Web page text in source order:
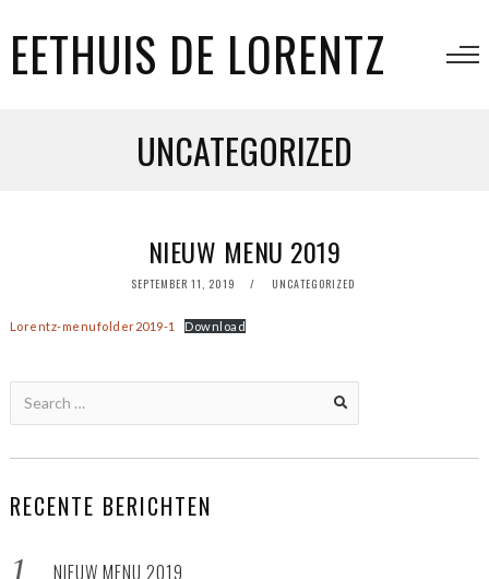
EETHUIS DE LORENTZ
UNCATEGORIZED
NIEUW MENU 2019
SEPTEMBER 11, 2019 UNCATEGORIZED
Lorentz-menufolder2019-1 Download
RECENTE BERICHTEN
NIEUW MENU 2019